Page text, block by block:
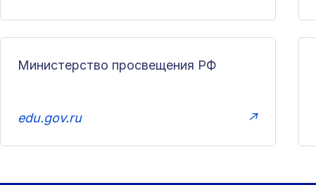
Министерство просвещения РФ
edu.gov.ru ↗